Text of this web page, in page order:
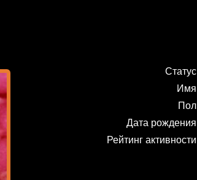
Статус
Имя
Пол
Дата рождения
Рейтинг активности